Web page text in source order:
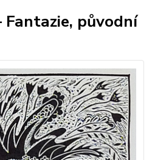
Fantazie, původní